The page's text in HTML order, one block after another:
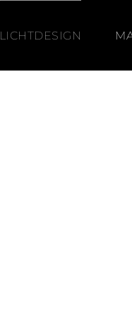
LICHTDESIGN